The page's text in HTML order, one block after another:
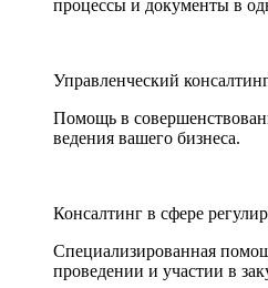
процессы и документы в
Управленческий
Помощь в
ведения вашего бизнеса.
Консалтинг в сфере
Специализированная
проведении и участии в